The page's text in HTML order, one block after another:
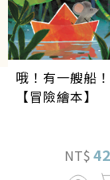
哦！有一艘船！
【冒險繪本】
NT$